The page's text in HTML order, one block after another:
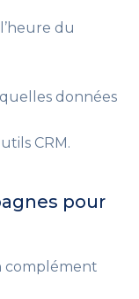
du
données
CRM.
pour
complément